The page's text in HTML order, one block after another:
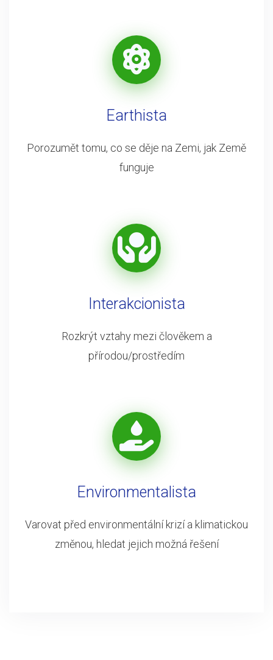
Earthista
Porozumět tomu, co se děje na Zemi, jak Země
funguje
Interakcionista
Rozkrýt vztahy mezi člověkem a
přírodou/prostředím
Environmentalista
Varovat před environmentální krizí a klimatickou
změnou, hledat jejich možná řešení